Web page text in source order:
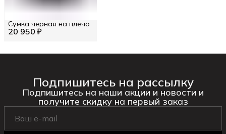
20 950 ₽
Сумка черная на плечо
Подпишитесь на рассылку
Подпишитесь на наши акции и новости и
получите скидку на первый заказ